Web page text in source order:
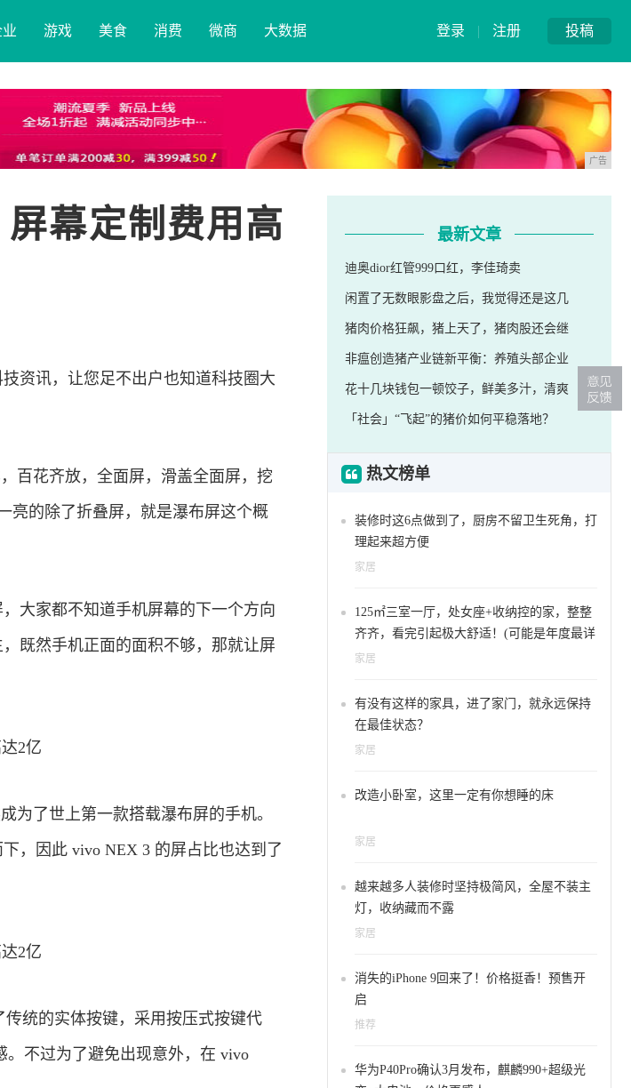
投稿
登录 | 注册
游戏 美食 消费 微商 大数据
广告
幕定制费用高
资讯，让您足不出户也知道科技圈大
百花齐放，全面屏，滑盖全面屏，挖
亮的除了折叠屏，就是瀑布屏这个概
大家都不知道手机屏幕的下一个方向
既然手机正面的面积不够，那就让屏
为了世上第一款搭载瀑布屏的手机。
，因此 vivo NEX 3 的屏占比也达到了
统的实体按键，采用按压式按键代
不过为了避免出现意外，在 vivo
最新文章
迪奥dior红管999口红，李佳琦卖
闲置了无数眼影盘之后，我觉得还是这几
猪肉价格狂飙，猪上天了，猪肉股还会继
非瘟创造猪产业链新平衡：养殖头部企业
花十几块钱包一顿饺子，鲜美多汁，清爽
「社会」“飞起”的猪价如何平稳落地？
热文榜单
装修时这6点做到了，厨房不留卫生死角，打
理起来超方便
家居
125㎡三室一厅，处女座+收纳控的家，整整
齐齐，看完引起极大舒适！(可能是年度最详
细的分享)
家居
有没有这样的家具，进了家门，就永远保持
在最佳状态？
家居
改造小卧室，这里一定有你想睡的床
家居
越来越多人装修时坚持极简风，全屋不装主
灯，收纳藏而不露
家居
消失的iPhone 9回来了！价格挺香！预售开
启
推荐
华为P40Pro确认3月发布，麒麟990+超级光